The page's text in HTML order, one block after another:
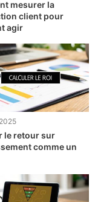
mesurer la
client pour
agir
le retour sur
comme un